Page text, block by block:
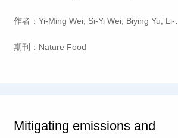
作者： Yi-Ming Wei, Si-Yi Wei, Biying Yu,
期刊： Nature Food
Mitigating emissions and